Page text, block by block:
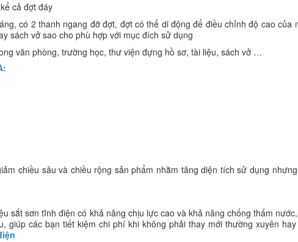
cả đợt đáy
có 2 thanh ngang đỡ đợt, đợt có thể di động để điều chỉnh độ cao của
sách vở sao cho phù hợp với mục đích sử dụng
văn phòng, trường học, thư viện đựng hồ sơ, tài liệu, sách vở …
chiều sâu và chiều rộng sản phẩm nhằm tăng diện tích sử dụng
sắt sơn tĩnh điện có khả năng chịu lực cao và khả năng chống thấm
giúp các bạn tiết kiệm chi phí khi không phải thay mới thường xuyên